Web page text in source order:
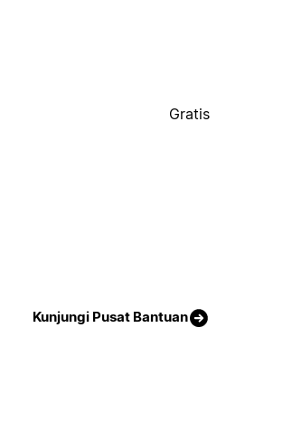
Gratis
Kunjungi Pusat Bantuan